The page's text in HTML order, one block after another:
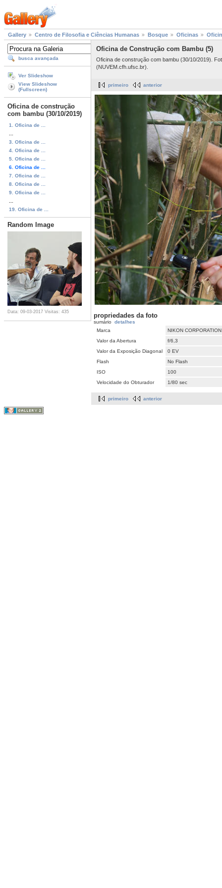
Gallery Centro de Filosofia e Ciências Humanas Bosque Oficinas
busca avançada
Ver Slideshow
View Slideshow
(Fullscreen)
Oficina de construção
com bambu (30/10/2019)
1. Oficina de ...
3. Oficina de ...
4. Oficina de ...
5. Oficina de ...
6. Oficina de ...
7. Oficina de ...
8. Oficina de ...
9. Oficina de ...
19. Oficina de ...
Random Image
Data: 09-03-2017 Visitas: 435
Oficina de Construção com Bambu (5)
Oficina de construção com bambu (30/10/2019).
(NUVEM.cfh.ufsc.br).
primeiro anterior
propriedades da foto
sumário detalhes
Marca
NIKON CORPORATION
Valor da Abertura
f/6,3
Valor da Exposição Diagonal
0 EV
Flash
No Flash
ISO
100
Velocidade do Obturador
1/80 sec
primeiro anterior